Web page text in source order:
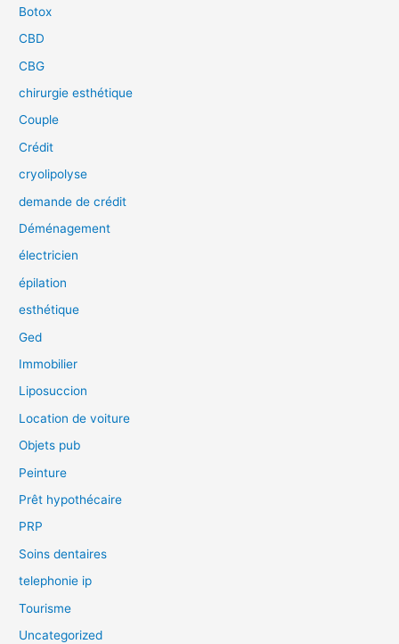
Botox
CBD
CBG
chirurgie esthétique
Couple
Crédit
cryolipolyse
demande de crédit
Déménagement
électricien
épilation
esthétique
Ged
Immobilier
Liposuccion
Location de voiture
Objets pub
Peinture
Prêt hypothécaire
PRP
Soins dentaires
telephonie ip
Tourisme
Uncategorized